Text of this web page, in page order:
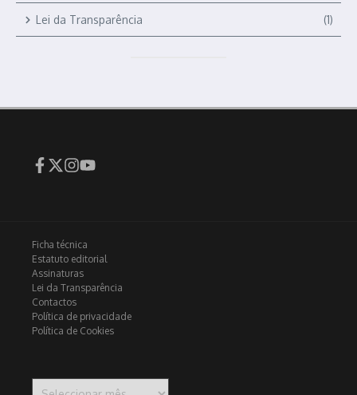
Lei da Transparência (1)
Ficha técnica
Estatuto editorial
Assinaturas
Lei da Transparência
Contactos
Política de privacidade
Política de Cookies